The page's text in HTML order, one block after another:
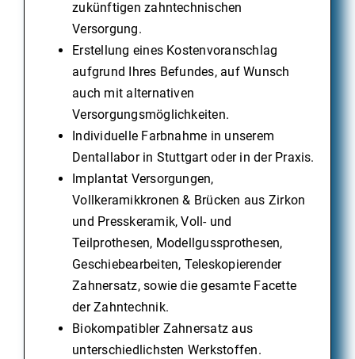
zukünftigen zahntechnischen
Versorgung.
Erstellung eines Kostenvoranschlag
aufgrund Ihres Befundes, auf Wunsch
auch mit alternativen
Versorgungsmöglichkeiten.
Individuelle Farbnahme in unserem
Dentallabor in Stuttgart oder in der Praxis.
Implantat Versorgungen,
Vollkeramikkronen & Brücken aus Zirkon
und Presskeramik, Voll- und
Teilprothesen, Modellgussprothesen,
Geschiebearbeiten, Teleskopierender
Zahnersatz, sowie die gesamte Facette
der Zahntechnik.
Biokompatibler Zahnersatz aus
unterschiedlichsten Werkstoffen.